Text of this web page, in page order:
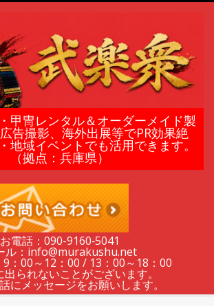
甲冑レンタル＆オーダーメイド製
告撮影、海外出展等でPR効果絶
域イベントでも活用できます。
（拠点：兵庫県）
お電話：090-9160‐5041
ル：info@murakushu.net
：00～12：00 / 13：00～18：00
出られないことがございます。
にメッセージをお願いします。